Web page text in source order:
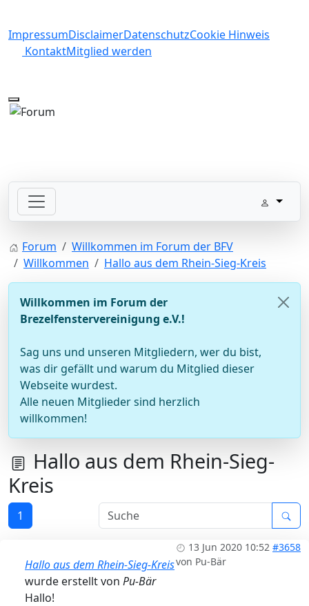
ImpressumDisclaimerDatenschutzCookie Hinweis
KontaktMitglied werden
Mobile Menu Toggle
Forum
Willkommen im Forum der BFV
Willkommen
Hallo aus dem Rhein-Sieg-Kreis
Willkommen im Forum der
Brezelfenstervereinigung e.V.!
Sag uns und unseren Mitgliedern, wer du bist,
was dir gefällt und warum du Mitglied dieser
Webseite wurdest.
Alle neuen Mitglieder sind herzlich
willkommen!
Hallo aus dem Rhein-Sieg-
Kreis
1
13 Jun 2020 10:52 #3658
von Pu-Bär
Hallo aus dem Rhein-Sieg-Kreis
wurde erstellt von Pu-Bär
Hallo!